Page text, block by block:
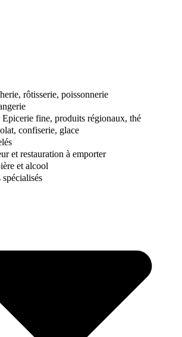
rôtisserie, poissonnerie
Epicerie fine, produits régionaux, thé
confiserie, glace
et restauration à emporter
et alcool